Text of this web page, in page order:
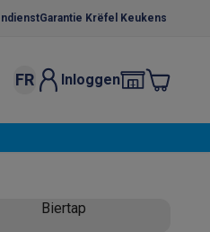
Garantie Krëfel Keukens
FR Inloggen
Biertap